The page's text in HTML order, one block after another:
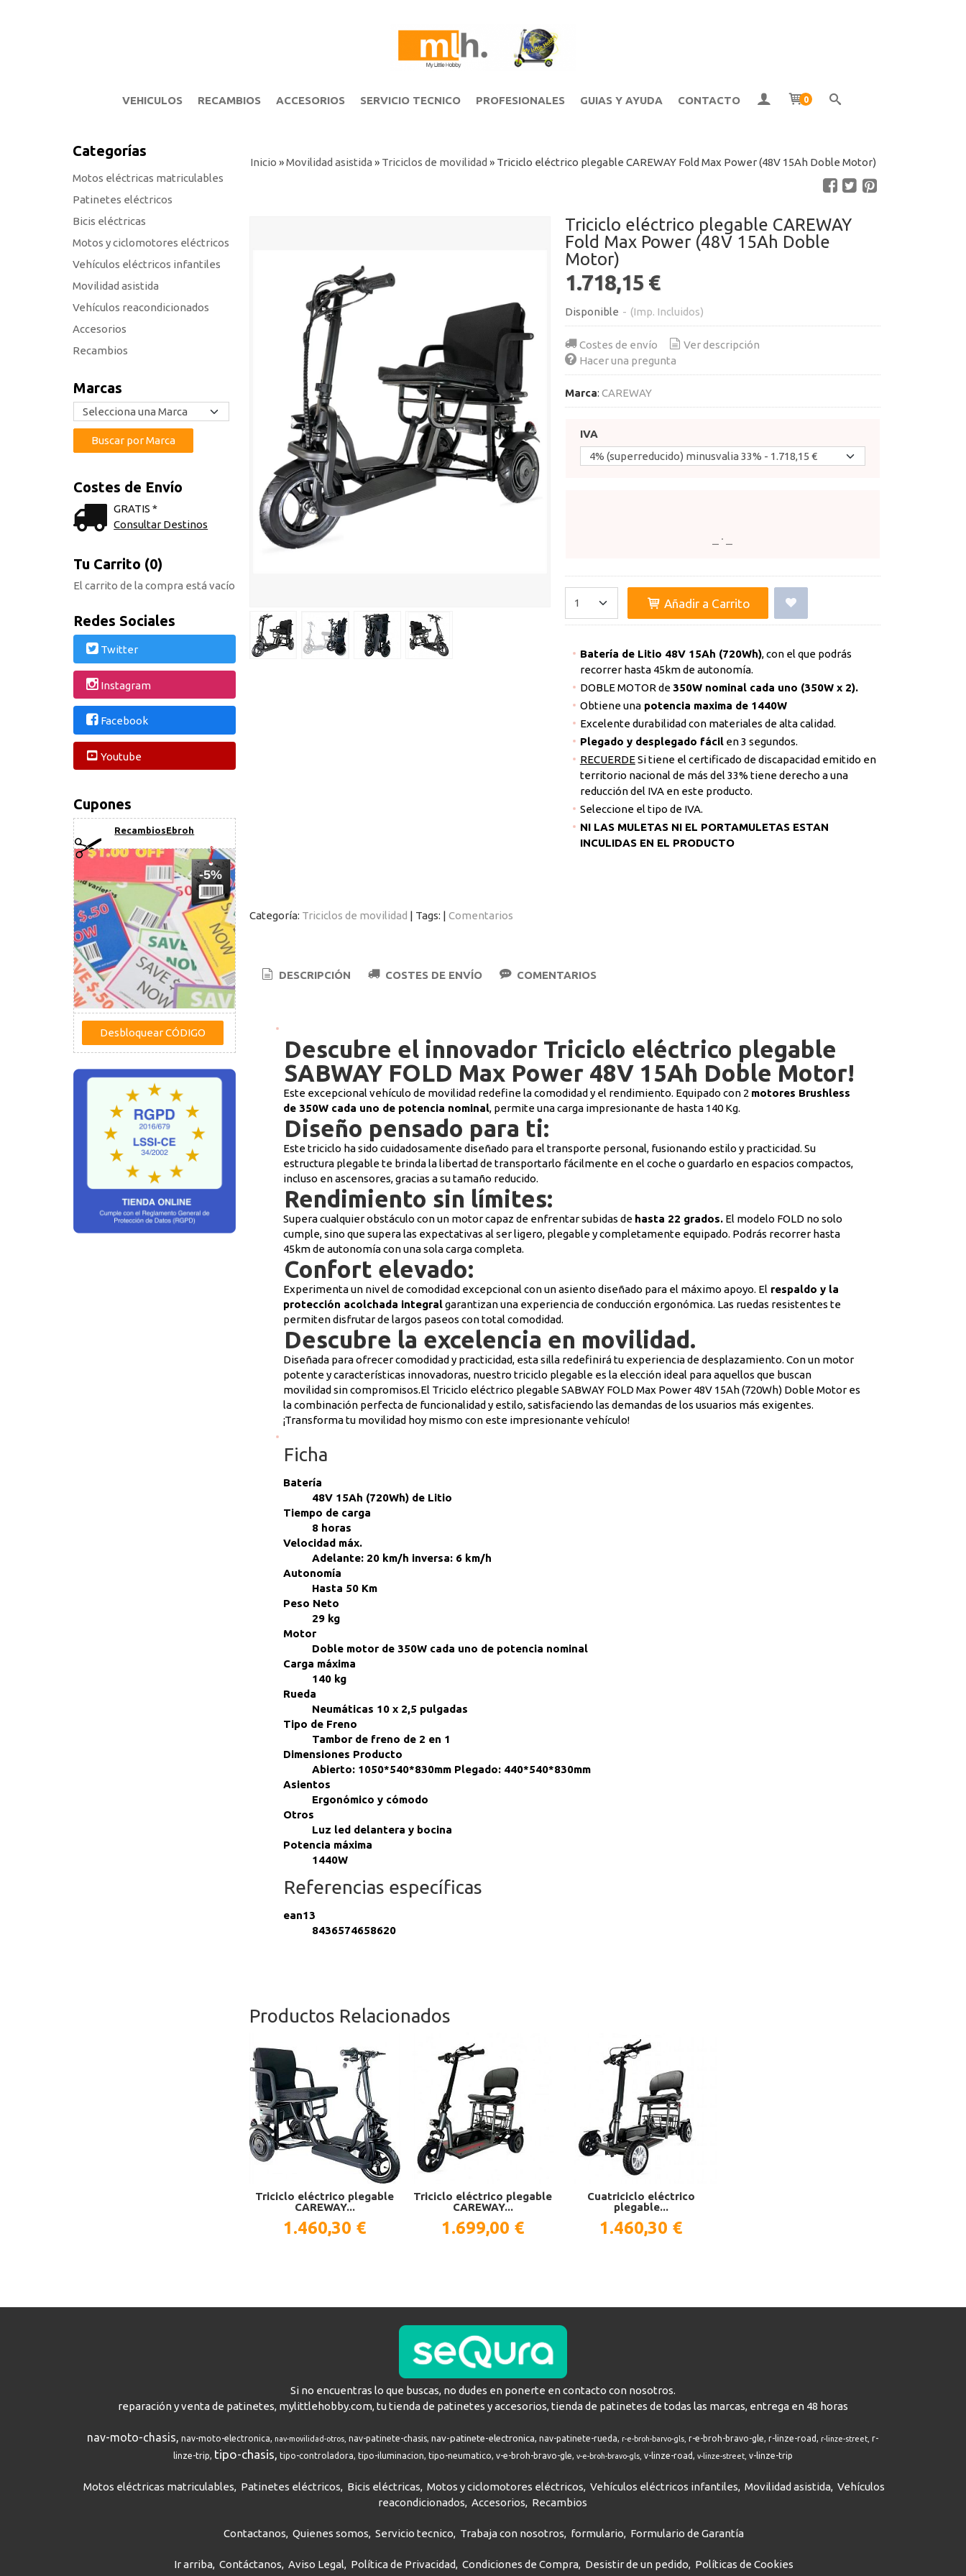
VEHICULOS RECAMBIOS ACCESORIOS SERVICIO TECNICO PROFESIONALES GUIAS Y AYUDA CONTACTO 0
Categorías
Motos eléctricas matriculables
Patinetes eléctricos
Bicis eléctricas
Motos y ciclomotores eléctricos
Vehículos eléctricos infantiles
Movilidad asistida
Vehículos reacondicionados
Accesorios
Recambios
Marcas
Costes de Envío
GRATIS *
Consultar Destinos
Tu Carrito (0)
El carrito de la compra está vacío
Redes Sociales
Twitter
Instagram
Facebook
Youtube
Cupones
RecambiosEbroh
-5%
Inicio »Movilidad asistida » Triciclos de movilidad » Triciclo eléctrico plegable CAREWAY Fold Max Power (48V 15Ah Doble Motor)
Triciclo eléctrico plegable CAREWAY
Fold Max Power (48V 15Ah Doble
Motor)
1.718,15 €
Disponible - (Imp. Incluidos)
Costes de envío
Ver descripción
Hacer una pregunta
Marca: CAREWAY
IVA
Añadir a Carrito
Batería de Litio 48V 15Ah (720Wh), con el que podrás
recorrer hasta 45km de autonomía.
DOBLE MOTOR de350W nominal cada uno (350W x 2).
Obtiene unapotencia maxima de 1440W
Excelente durabilidad con materiales de alta calidad.
Plegado y desplegado fácilen 3 segundos.
RECUERDESi tiene el certificado de discapacidad emitido en
territorio nacional de más del 33% tiene derecho a una
reducción del IVA en este producto.
Seleccione el tipo de IVA.
NI LAS MULETAS NI EL PORTAMULETAS ESTAN
INCULIDAS EN EL PRODUCTO
Categoría: Triciclos de movilidad | Tags: | Comentarios
DESCRIPCIÓN COSTES DE ENVÍO COMENTARIOS
Descubre el innovador Triciclo eléctrico plegable
SABWAY FOLD Max Power 48V 15Ah Doble Motor!
Este excepcional vehículo de movilidad redefine la comodidad y el rendimiento. Equipado con 2 motores Brushless
de 350W cada uno de potencia nominal, permite una carga impresionante de hasta 140 Kg.
Diseño pensado para ti:
Este triciclo ha sido cuidadosamente diseñado para el transporte personal, fusionando estilo y practicidad. Su
estructura plegable te brinda la libertad de transportarlo fácilmente en el coche o guardarlo en espacios compactos,
incluso en ascensores, gracias a su tamaño reducido.
Rendimiento sin límites:
Supera cualquier obstáculo con un motor capaz de enfrentar subidas de hasta 22 grados. El modelo FOLD no solo
cumple, sino que supera las expectativas al ser ligero, plegable y completamente equipado. Podrás recorrer hasta
45km de autonomía con una sola carga completa.
Confort elevado:
Experimenta un nivel de comodidad excepcional con un asiento diseñado para el máximo apoyo. El respaldo y la
protección acolchada integralgarantizan una experiencia de conducción ergonómica. Las ruedas resistentes te
permiten disfrutar de largos paseos con total comodidad.
Descubre la excelencia en movilidad.
Diseñada para ofrecer comodidad y practicidad, esta silla redefinirá tu experiencia de desplazamiento. Con un motor
potente y características innovadoras, nuestro triciclo plegable es la elección ideal para aquellos que buscan
movilidad sin compromisos.El Triciclo eléctrico plegable SABWAY FOLD Max Power 48V 15Ah (720Wh) Doble Motor es
la combinación perfecta de funcionalidad y estilo, satisfaciendo las demandas de los usuarios más exigentes.
¡Transforma tu movilidad hoy mismo con este impresionante vehículo!
Ficha
Batería
48V 15Ah (720Wh) de Litio
Tiempo de carga
8 horas
Velocidad máx.
Adelante: 20 km/h inversa: 6 km/h
Autonomía
Hasta 50 Km
Peso Neto
29 kg
Motor
Doble motor de 350W cada uno de potencia nominal
Carga máxima
140 kg
Rueda
Neumáticas 10 x 2,5 pulgadas
Tipo de Freno
Tambor de freno de 2 en 1
Dimensiones Producto
Abierto: 1050*540*830mm Plegado: 440*540*830mm
Asientos
Ergonómico y cómodo
Otros
Luz led delantera y bocina
Potencia máxima
1440W
Referencias específicas
ean13
8436574658620
Productos Relacionados
Triciclo eléctrico plegable
CAREWAY...
1.460,30 €
Triciclo eléctrico plegable
CAREWAY...
1.699,00 €
Cuatriciclo eléctrico
plegable...
1.460,30 €
Si no encuentras lo que buscas, no dudes en ponerte en contacto con nosotros.
reparación y venta de patinetes, mylittlehobby.com, tu tienda de patinetes y accesorios, tienda de patinetes de todas las marcas, entrega en 48 horas
nav-moto-chasis nav-moto-electronica nav-movilidad-otros nav-patinete-chasis nav-patinete-electronica nav-patinete-rueda r-e-broh-barvo-gls r-e-broh-bravo-gle r-linze-road r-linze-street r-
linze-trip
tipo-chasis tipo-controladora tipo-iluminacion tipo-neumatico v-e-broh-bravo-gle v-e-broh-bravo-gls v-linze-road v-linze-street v-linze-trip
Motos eléctricas matriculables Patinetes eléctricos Bicis eléctricas Motos y ciclomotores eléctricos Vehículos eléctricos infantiles Movilidad asistida Vehículos
reacondicionados Accesorios Recambios
Contactanos Quienes somos Servicio tecnico Trabaja con nosotros formulario Formulario de Garantía
Ir arriba Contáctanos Aviso Legal Política de Privacidad Condiciones de Compra Desistir de un pedido Políticas de Cookies